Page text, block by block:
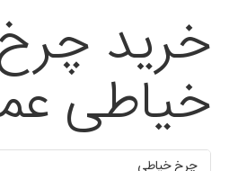
خرید
خیاطی
چرخ خیاطی